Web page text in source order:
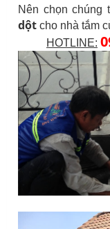
Nên chọn chúng
dột cho nhà tắm
HOTLINE: